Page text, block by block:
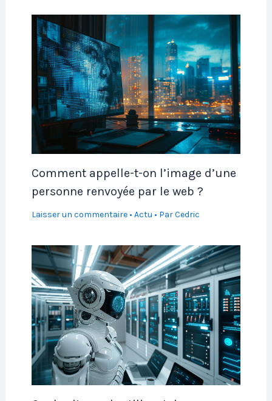
Comment appelle-t-on l’image d’une
personne renvoyée par le web ?
Laisser un commentaire • Actu • ParCedric